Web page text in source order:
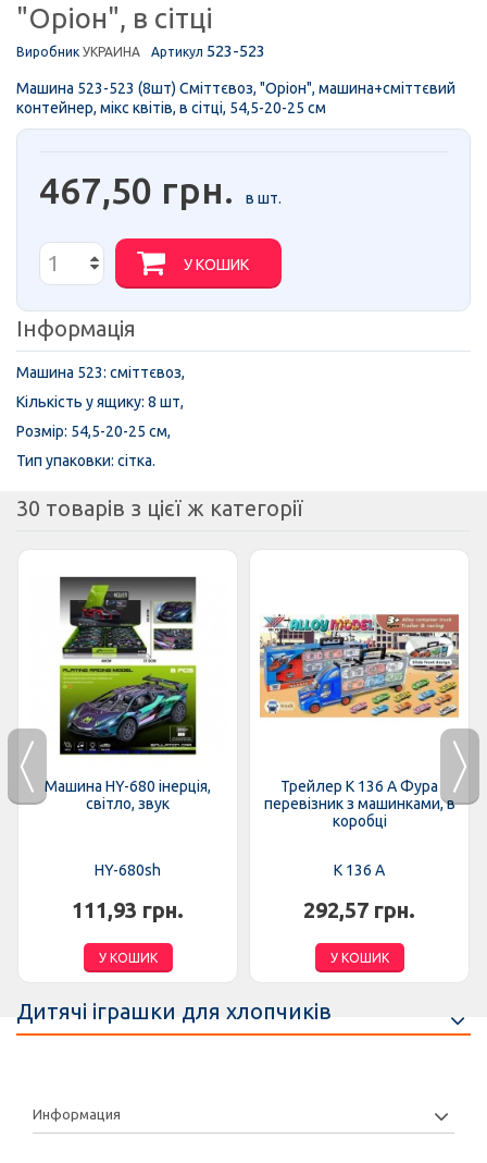
"Оріон", в сітці
Виробник УКРАИНА Артикул 523-523
Машина 523-523 (8шт) Сміттєвоз, "Оріон", машина+сміттєвий
контейнер, мікс квітів, в сітці, 54,5-20-25 см
467,50 грн. в шт.
У КОШИК
Інформація
Машина 523: сміттєвоз,
Кількість у ящику: 8 шт,
Розмір: 54,5-20-25 см,
Тип упаковки: сітка.
30 товарів з цієї ж категорії
Машина HY-680 інерція,
світло, звук
HY-680sh
111,93 грн.
У КОШИК
Трейлер K 136 A Фура
перевізник з машинками, в
коробці
K 136 A
292,57 грн.
У КОШИК
Дитячі іграшки для хлопчиків
Информация